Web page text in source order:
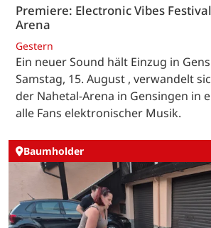
Premiere: Electronic Vibes
Arena
Gestern
Ein neuer Sound hält Einzug in
Samstag, 15. August , verwandelt
der Nahetal-Arena in Gensingen in
alle Fans elektronischer Musik.
Baumholder